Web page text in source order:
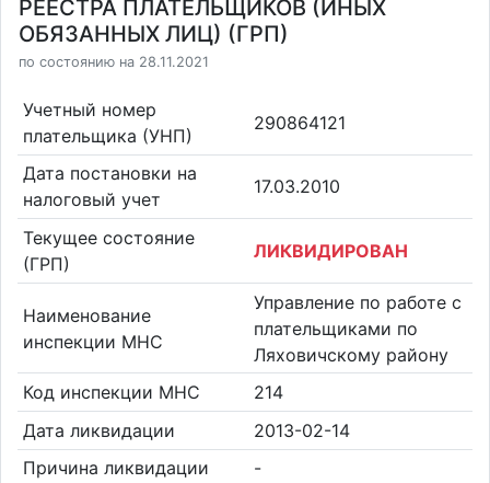
РЕЕСТРА ПЛАТЕЛЬЩИКОВ (ИНЫХ
ОБЯЗАННЫХ ЛИЦ) (ГРП)
по состоянию на 28.11.2021
Учетный номер
плательщика (УНП)
290864121
Дата постановки на
налоговый учет
17.03.2010
Текущее состояние
(ГРП)
ЛИКВИДИРОВАН
Наименование
инспекции МНС
Управление по работе с
плательщиками по
Ляховичскому району
Код инспекции МНС
214
Дата ликвидации
2013-02-14
Причина ликвидации
-